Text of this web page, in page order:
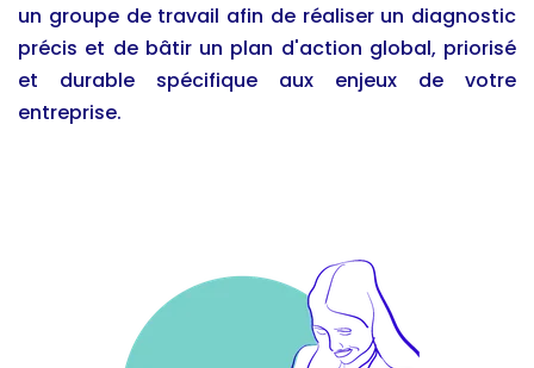
un groupe de travail afin de réaliser un diagnostic
précis et de bâtir un plan d'action global, priorisé
et durable spécifique aux enjeux de votre
entreprise.